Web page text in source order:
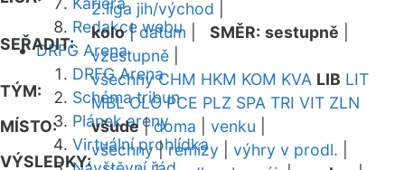
Redakce webu
DRFG Arena
DRFG Arena
Schéma tribun
Plánek areny
Virtuální prohlídka
2.liga jih/východ
SEŘADIT:
kolo|datum SMĚR: sestupně
vzestupně
TÝM:
všechny CHM HKM KOM KVA LIB LIT
MBL OLO PCE PLZ SPA TRI VIT ZLN
MÍSTO:
všude|doma venku
VÝSLEDKY:
všechny|remízy výhry v prodl.